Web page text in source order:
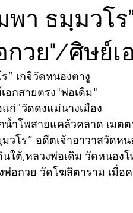
า ธมฺมวโร
วย"/ศิษย์เ
” เกจิวัดหนองตางู
อกสายตรง"พ่อเดิม"
ก่"วัดดงแม่นางเมือง
น้ำโพสายแคล้วคลาด เม
วโร” อดีตเจ้าอาวาสวัด
นใต้,หลวงพ่อเดิม วัดหนอ
อกวย วัดโฆสิตาราม เมื่อ